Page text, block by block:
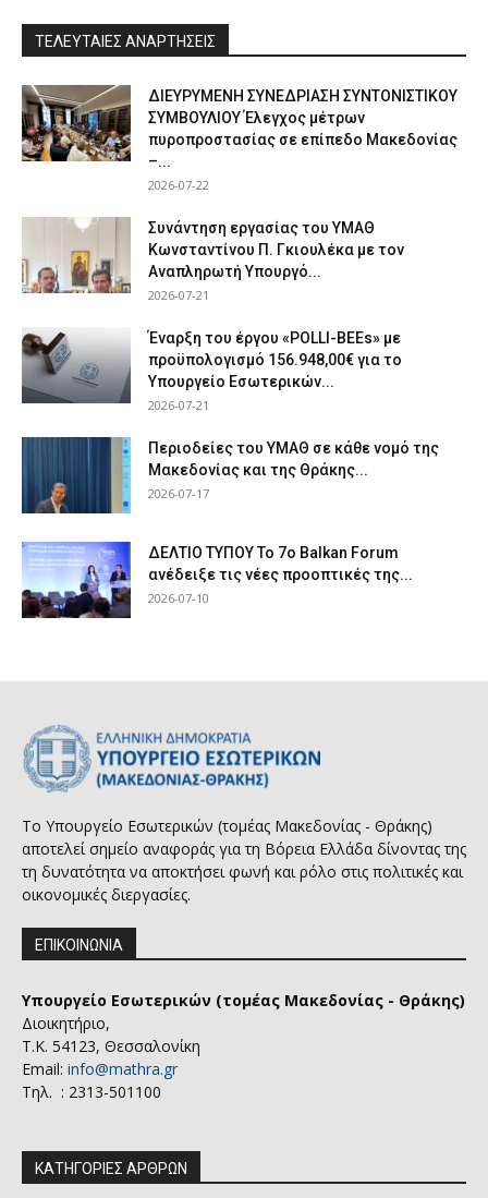
ΤΕΛΕΥΤΑΙΕΣ ΑΝΑΡΤΗΣΕΙΣ
ΔΙΕΥΡΥΜΕΝΗ ΣΥΝΕΔΡΙΑΣΗ ΣΥΝΤΟΝΙΣΤΙΚΟΥ
ΣΥΜΒΟΥΛΙΟΥ Έλεγχος μέτρων
πυροπροστασίας σε επίπεδο Μακεδονίας
–...
2026-07-22
Συνάντηση εργασίας του ΥΜΑΘ
Κωνσταντίνου Π. Γκιουλέκα με τον
Αναπληρωτή Υπουργό...
2026-07-21
Έναρξη του έργου «POLLI-BEEs» με
προϋπολογισμό 156.948,00€ για το
Υπουργείο Εσωτερικών...
2026-07-21
Περιοδείες του ΥΜΑΘ σε κάθε νομό της
Μακεδονίας και της Θράκης...
2026-07-17
ΔΕΛΤΙΟ ΤΥΠΟΥ Το 7ο Balkan Forum
ανέδειξε τις νέες προοπτικές της...
2026-07-10
Το Υπουργείο Εσωτερικών (τομέας Μακεδονίας - Θράκης)
αποτελεί σημείο αναφοράς για τη Βόρεια Ελλάδα δίνοντας της
τη δυνατότητα να αποκτήσει φωνή και ρόλο στις πολιτικές και
οικονομικές διεργασίες.
ΕΠΙΚΟΙΝΩΝΙΑ
Υπουργείο Εσωτερικών (τομέας Μακεδονίας - Θράκης)
Διοικητήριο,
Τ.Κ. 54123, Θεσσαλονίκη
Email: info@mathra.gr
Τηλ. : 2313-501100
ΚΑΤΗΓΟΡΙΕΣ ΑΡΘΡΩΝ